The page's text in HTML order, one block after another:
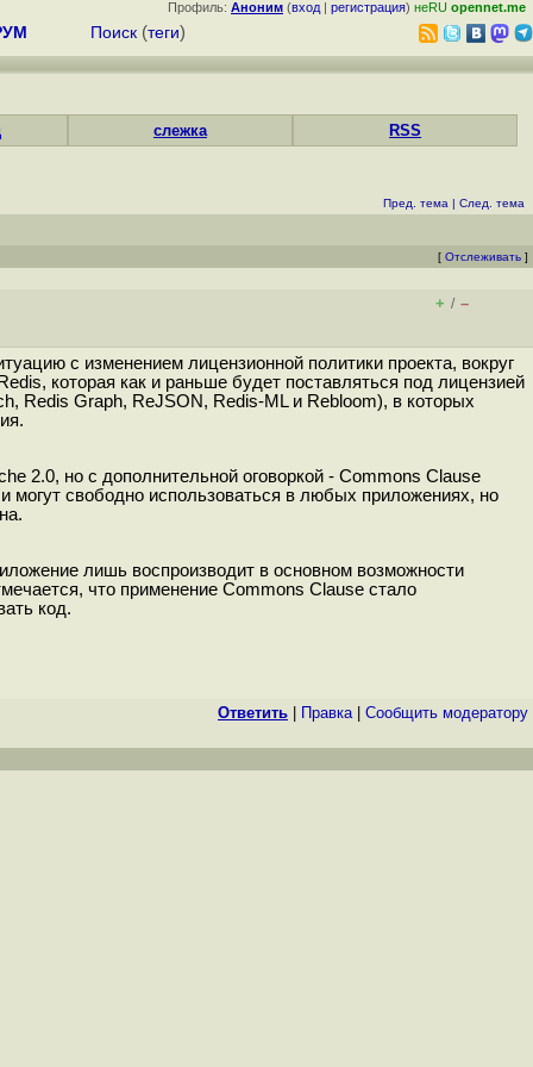
Профиль: Аноним (вход | регистрация) неRU opennet.me
Поиск (теги)
слежка RSS
Пред. тема | След. тема
[ Отслеживать ]
+ / –
с изменением лицензионной политики проекта, вокруг
которая как и раньше будет поставляться под лицензией
Redis Graph, ReJSON, Redis-ML и Rebloom), в которых
2.0, но с дополнительной оговоркой - Commons Clause
могут свободно использоваться в любых приложениях, но
лишь воспроизводит в основном возможности
что применение Commons Clause стало
код.
Ответить Правка| Cообщить модератору